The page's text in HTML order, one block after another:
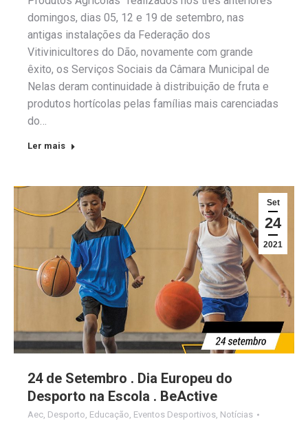
domingos, dias 05, 12 e 19 de setembro, nas
antigas instalações da Federação dos
Vitivinicultores do Dão, novamente com grande
êxito, os Serviços Sociais da Câmara Municipal de
Nelas deram continuidade à distribuição de fruta e
produtos hortícolas pelas famílias mais carenciadas
do…
Ler mais
Set
24
2021
24 de Setembro . Dia Europeu do
Desporto na Escola . BeActive
Aec, Desporto, Educação, Eventos Desportivos, Notícias